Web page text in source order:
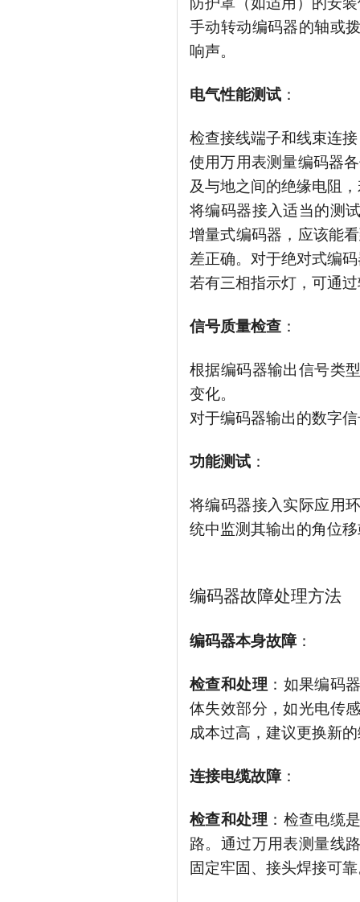
手动转动编码器的轴或
响声。
电气性能测试 ：
检查接线端子和线束连
使用万用表测量编码器
及与地之间的绝缘电阻
将编码器接入适当的测
增量式编码器，应该能
差正确。对于绝对式编
若有三相指示灯，可通
信号质量检查 ：
根据编码器输出信号类
变化。
对于编码器输出的数字
功能测试 ：
将编码器接入实际应用
统中监测其输出的角位
编码器故障处理方法
编码器本身故障：
检查和处理 ：如果编码
体失效部分，如光电传
成本过高，建议更换新
连接电缆故障：
检查和处理 ：检查电缆
路。通过万用表测量线
固定牢固、接头焊接可